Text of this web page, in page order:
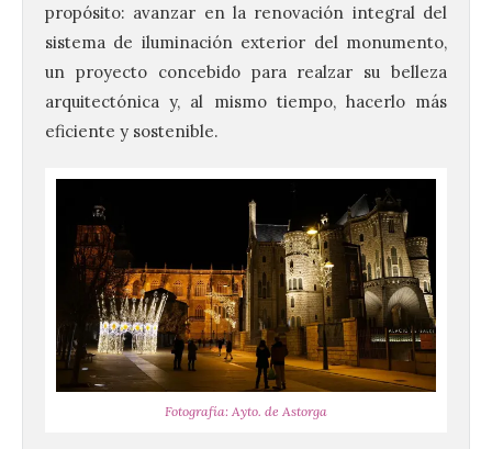
propósito: avanzar en la renovación integral del
sistema de iluminación exterior del monumento,
un proyecto concebido para realzar su belleza
arquitectónica y, al mismo tiempo, hacerlo más
eficiente y sostenible.
Fotografía: Ayto. de Astorga